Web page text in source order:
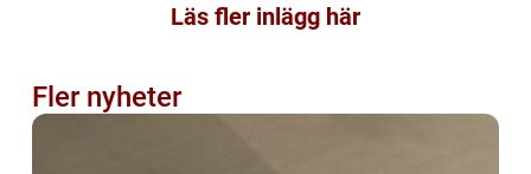
Läs fler inlägg här
Fler nyheter